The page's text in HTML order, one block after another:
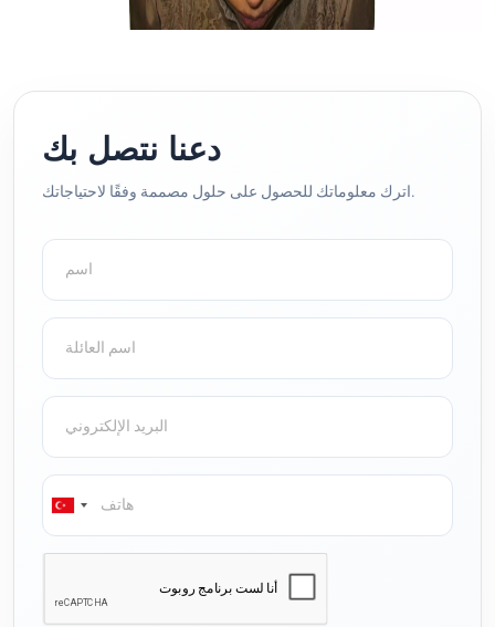
دعنا نتصل بك
اترك معلوماتك للحصول على حلول مصممة وفقًا لاحتياجاتك.